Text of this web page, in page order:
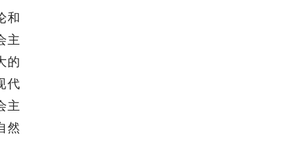
和
主
的
代
主
然